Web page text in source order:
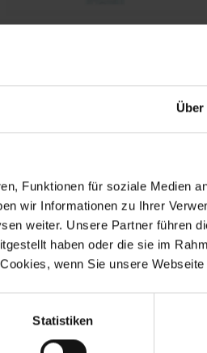
Funktionen für soziale Medien
wir Informationen zu Ihrer
weiter. Unsere Partner führen
haben oder die sie im
wenn Sie unsere
Statistiken